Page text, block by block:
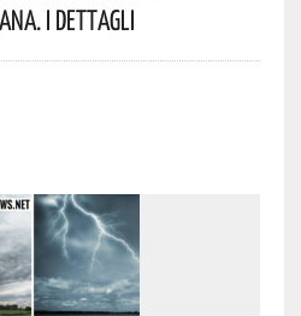
I Dettagli